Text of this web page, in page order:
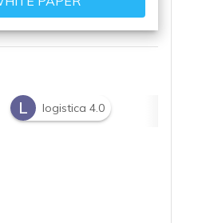
L logistica 4.0